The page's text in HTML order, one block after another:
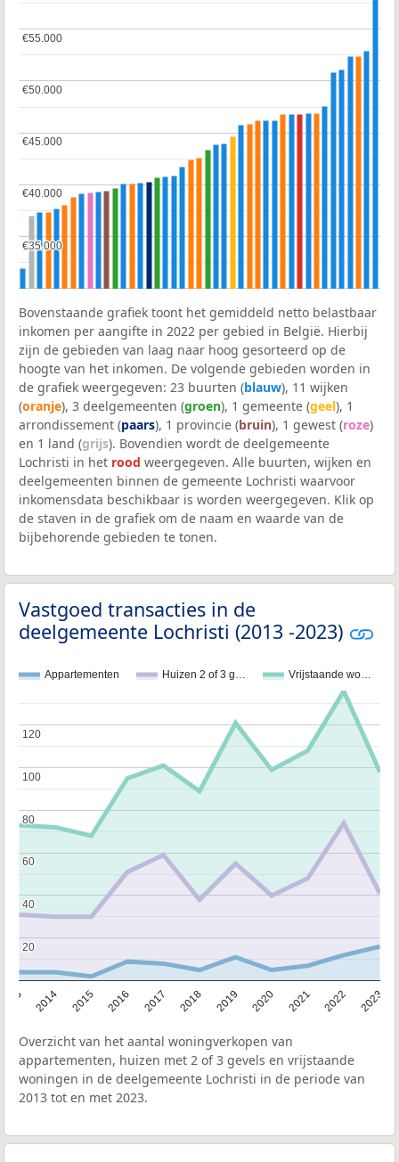
€35.000
€35.000
€40.000
€40.000
€45.000
€45.000
€50.000
€50.000
€55.000
€55.000
Bovenstaande grafiek toont het gemiddeld netto belastbaar
inkomen per aangifte in 2022 per gebied in België. Hierbij
zijn de gebieden van laag naar hoog gesorteerd op de
hoogte van het inkomen. De volgende gebieden worden in
de grafiek weergegeven: 23 buurten (blauw), 11 wijken
(oranje), 3 deelgemeenten (groen), 1 gemeente (geel), 1
arrondissement (paars), 1 provincie (bruin), 1 gewest (roze)
en 1 land (grijs). Bovendien wordt de deelgemeente
Lochristi in het rood weergegeven. Alle buurten, wijken en
deelgemeenten binnen de gemeente Lochristi waarvoor
inkomensdata beschikbaar is worden weergegeven. Klik op
de staven in de grafiek om de naam en waarde van de
bijbehorende gebieden te tonen.
Vastgoed transacties in de
deelgemeente Lochristi (2013 -2023)
Appartementen Huizen 2 of 3 g… Vrijstaande wo…
2014 2015 2016 2017 2018 2019 2020 2021 2022 2023
20
20
40
40
60
60
80
80
100
100
120
120
Overzicht van het aantal woningverkopen van
appartementen, huizen met 2 of 3 gevels en vrijstaande
woningen in de deelgemeente Lochristi in de periode van
2013 tot en met 2023.